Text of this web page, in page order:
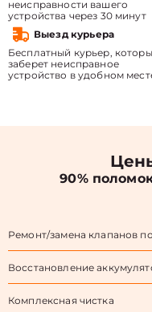
неисправности вашего
устройства через 30 минут
Выезд курьера
Бесплатный курьер,
заберет неисправное
устройство в удобном
90%
Ремонт/замена клапанов
Восстановление
Комплексная чистка